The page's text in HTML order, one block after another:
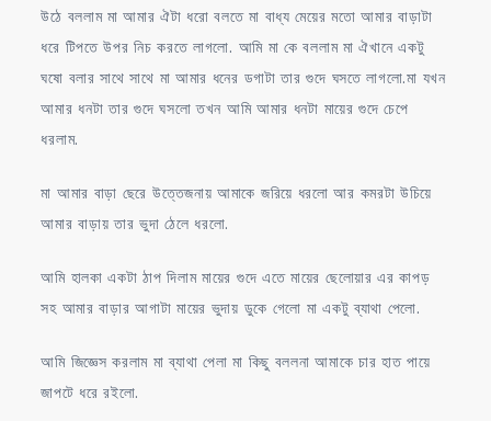
উঠে বললাম মা আমার ঐটা ধরো বলতে মা বাধ্য মেয়ের মতো আমার বাড়াটা
ধরে টিপতে উপর নিচ করতে লাগলো. আমি মা কে বললাম মা ঐখানে একটু
ঘষো বলার সাথে সাথে মা আমার ধনের ডগাটা তার গুদে ঘসতে লাগলো.মা যখন
আমার ধনটা তার গুদে ঘসলো তখন আমি আমার ধনটা মায়ের গুদে চেপে
ধরলাম.
মা আমার বাড়া ছেরে উত্তেজনায় আমাকে জরিয়ে ধরলো আর কমরটা উচিয়ে
আমার বাড়ায় তার ভুদা ঠেলে ধরলো.
আমি হালকা একটা ঠাপ দিলাম মায়ের গুদে এতে মায়ের ছেলোয়ার এর কাপড়
সহ আমার বাড়ার আগাটা মায়ের ভুদায় ডুকে গেলো মা একটু ব্যাথা পেলো.
আমি জিজ্ঞেস করলাম মা ব্যাথা পেলা মা কিছু বললনা আমাকে চার হাত পায়ে
জাপটে ধরে রইলো.